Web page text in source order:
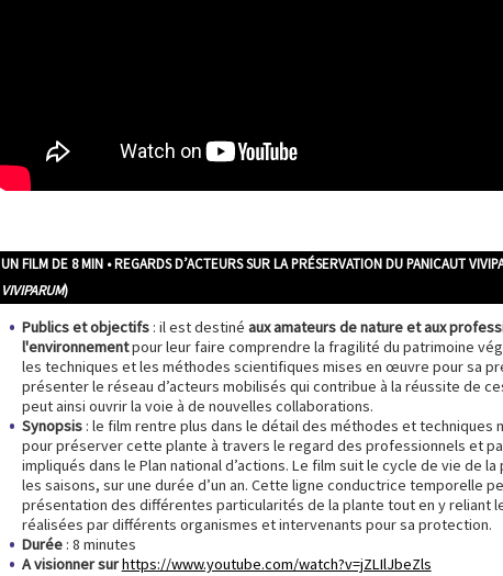
UN FILM DE 8 MIN • REGARDS D’ACTEURS SUR LA PRÉSERVATION DU PANICAUT
VIVIPARUM)
Publics et objectifs: il est destiné aux amateurs de nature et aux
l'environnementpour leur faire comprendre la fragilité du patrimoine
les techniques et les méthodes scientifiques mises en œuvre pour sa
présenter le réseau d’acteurs mobilisés qui contribue à la réussite de
peut ainsi ouvrir la voie à de nouvelles collaborations.
Synopsis : le film rentre plus dans le détail des méthodes et techniques
pour préserver cette plante à travers le regard des professionnels et
impliqués dans le Plan national d’actions. Le film suit le cycle de vie de
les saisons, sur une durée d’un an. Cette ligne conductrice temporelle
présentation des différentes particularités de la plante tout en y reliant
réalisées par différents organismes et intervenants pour sa protection.
Durée : 8 minutes
A visionner surhttps://www.youtube.com/watch?v=jZLIlJbeZls